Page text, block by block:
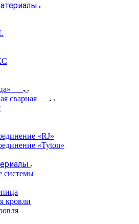
сварная
«RJ»
«Tyton»
системы
кровли